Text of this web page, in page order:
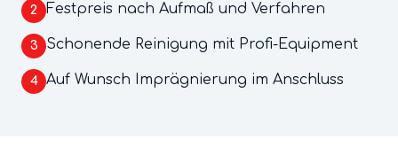
2 Festpreis nach Aufmaß und Verfahren
3 Schonende Reinigung mit Profi-Equipment
4 Auf Wunsch Imprägnierung im Anschluss